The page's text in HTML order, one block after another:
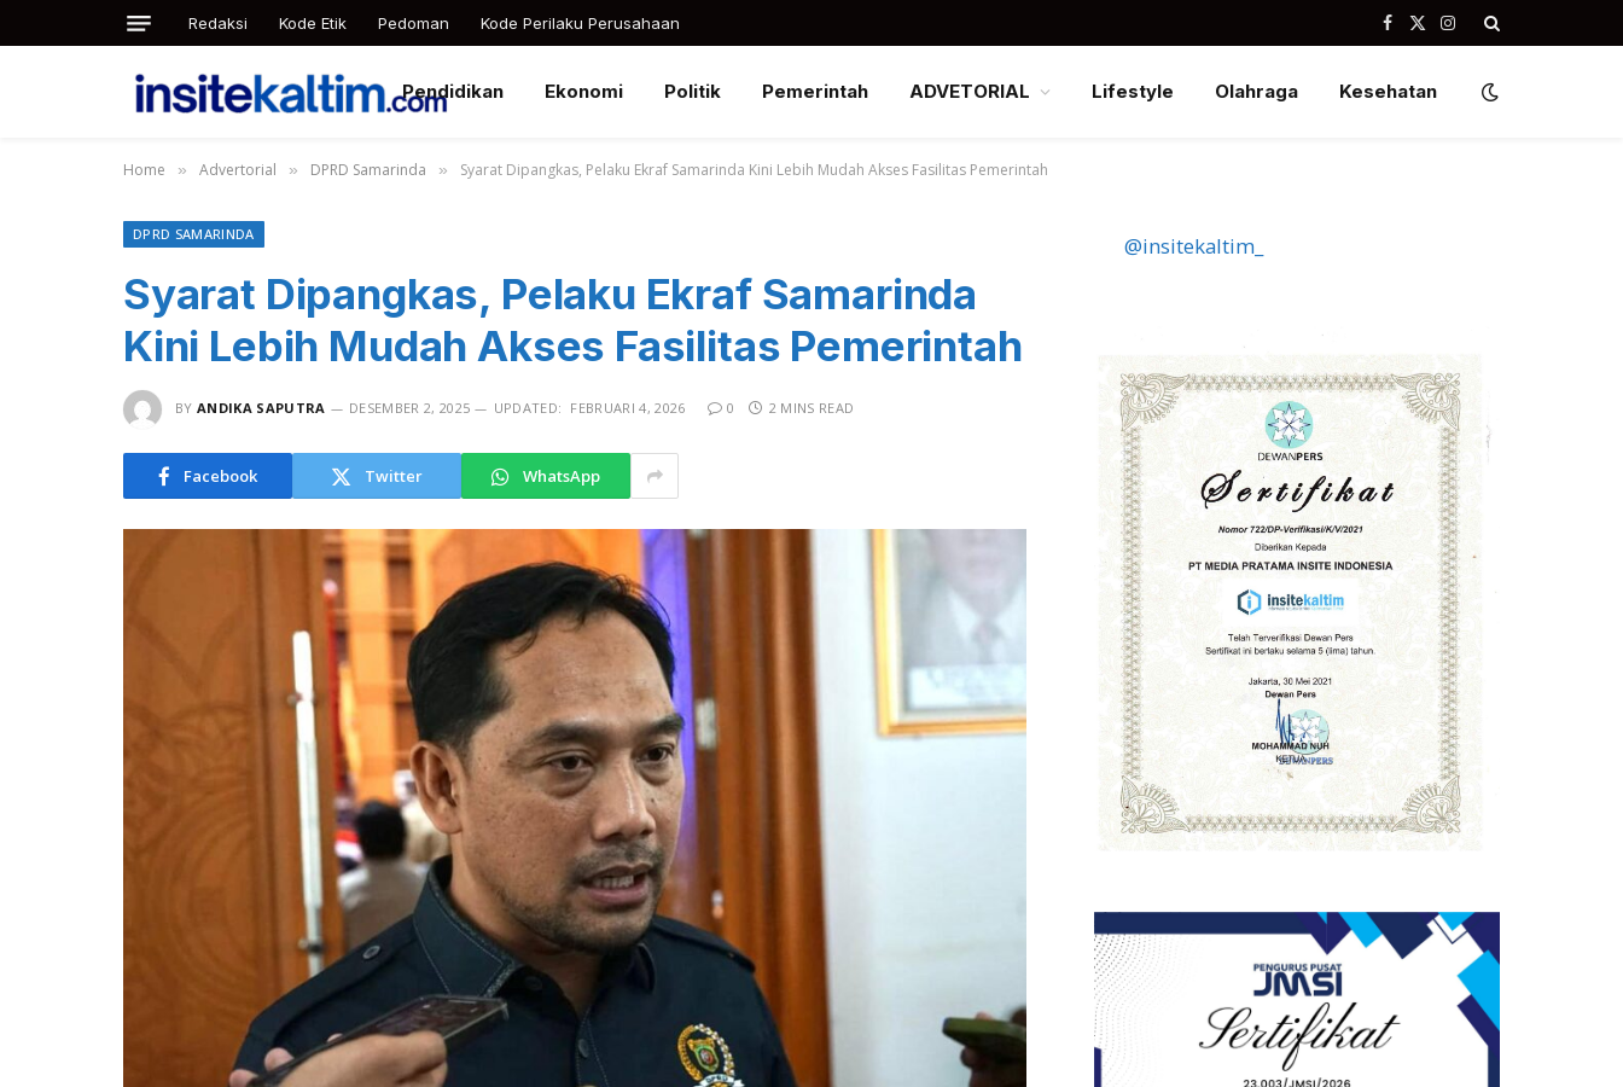
Redaksi Kode Etik Pedoman Kode Perilaku Perusahaan Facebook
X
Instagram
Pendidikan Ekonomi Politik Pemerintah ADVETORIAL Lifestyle Olahraga Kesehatan
Home » Advertorial » DPRD Samarinda » Syarat Dipangkas, Pelaku Ekraf Samarinda Kini Lebih Mudah Akses Fasilitas Pemerintah
DPRD SAMARINDA
Syarat Dipangkas, Pelaku Ekraf Samarinda
Kini Lebih Mudah Akses Fasilitas Pemerintah
BY ANDIKA SAPUTRA DESEMBER 2, 2025 UPDATED: FEBRUARI 4, 2026 0 2 MINS READ
Facebook Twitter WhatsApp
@insitekaltim_